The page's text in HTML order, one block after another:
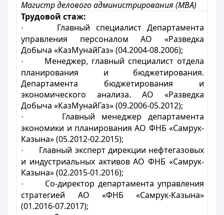
Магистр делового администрирования (МВА)
Трудовой стаж:
·
Главный специалист Департамента
управления персоналом АО «Разведка
Добыча «КазМунайГаз» (04.2004-08.2006);
·
Менеджер, главный специалист отдела
планирования и бюджетирования.
Департамента бюджетирования и
экономического анализа. АО «Разведка
Добыча «КазМунайГаз» (09.2006-05.2012);
·
Главный менеджер департамента
экономики и планирования АО ФНБ «Самрук-
Казына» (05.2012-02.2015);
·
Главный эксперт дирекции нефтегазовых
и индустриальных активов АО ФНБ «Самрук-
Казына» (02.2015-01.2016);
·
Со-директор департамента управления
стратегией АО «ФНБ «Самрук-Казына»
(01.2016-07.2017);